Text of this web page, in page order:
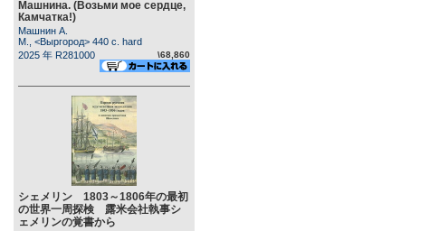
Машнина. (Возьми мое сердце,
Камчатка!)
Машнин А.
М., <Выргород> 440 c. hard
2025 年 R281000
\68,860
シェメリン 1803～1806年の最初
の世界一周探検 露米会社執事シ
ェメリンの覚書から